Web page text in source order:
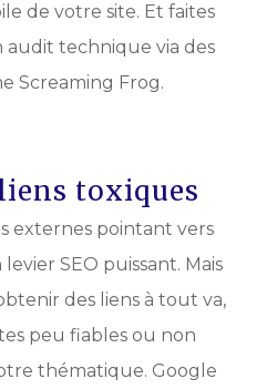
de votre site. Et faites
technique via des
Screaming Frog.
toxiques
externes pointant vers
SEO puissant. Mais
des liens à tout va,
peu fiables ou non
thématique. Google